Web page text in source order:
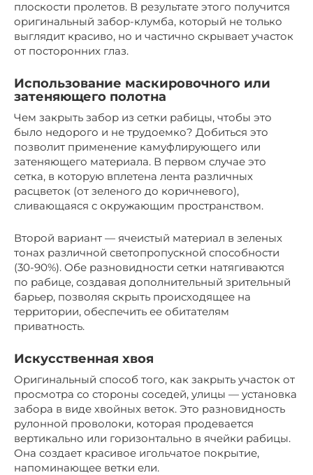
плоскости пролетов. В результате этого получится
оригинальный забор-клумба, который не только
выглядит красиво, но и частично скрывает участок
от посторонних глаз.
Использование маскировочного или
затеняющего полотна
Чем закрыть забор из сетки рабицы, чтобы это
было недорого и не трудоемко? Добиться это
позволит применение камуфлирующего или
затеняющего материала. В первом случае это
сетка, в которую вплетена лента различных
расцветок (от зеленого до коричневого),
сливающаяся с окружающим пространством.
Второй вариант — ячеистый материал в зеленых
тонах различной светопропускной способности
(30-90%). Обе разновидности сетки натягиваются
по рабице, создавая дополнительный зрительный
барьер, позволяя скрыть происходящее на
территории, обеспечить ее обитателям
приватность.
Искусственная хвоя
Оригинальный способ того, как закрыть участок от
просмотра со стороны соседей, улицы — установка
забора в виде хвойных веток. Это разновидность
рулонной проволоки, которая продевается
вертикально или горизонтально в ячейки рабицы.
Она создает красивое игольчатое покрытие,
напоминающее ветки ели.